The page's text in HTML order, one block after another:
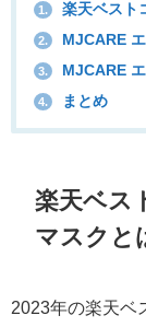
1. 楽天ベスト
2. MJCARE
3. MJCARE
4. まとめ
楽天ベス
マスクと
2023年の楽天ベ